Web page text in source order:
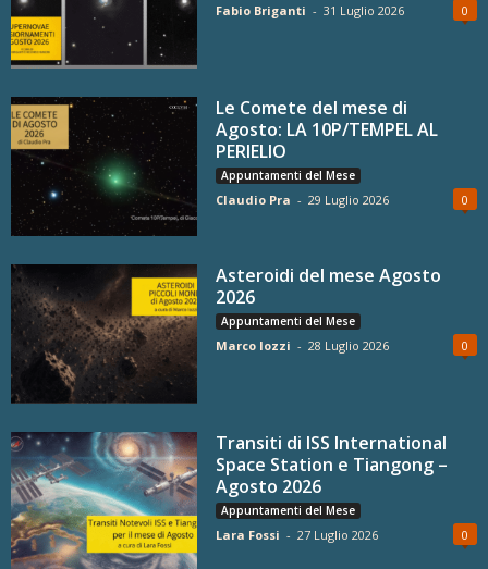
Fabio Briganti - 31 Luglio 2026 0
Le Comete del mese di
Agosto: LA 10P/TEMPEL AL
PERIELIO
Appuntamenti del Mese
Claudio Pra - 29 Luglio 2026 0
Asteroidi del mese Agosto
2026
Appuntamenti del Mese
Marco Iozzi - 28 Luglio 2026 0
Transiti di ISS International
Space Station e Tiangong –
Agosto 2026
Appuntamenti del Mese
Lara Fossi - 27 Luglio 2026 0